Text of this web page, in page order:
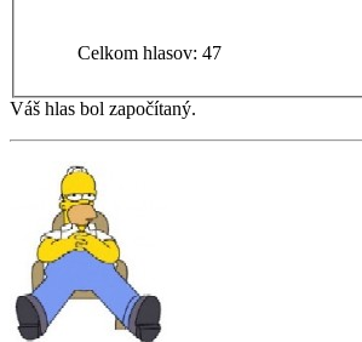
Celkom hlasov: 47
Váš hlas bol započítaný.